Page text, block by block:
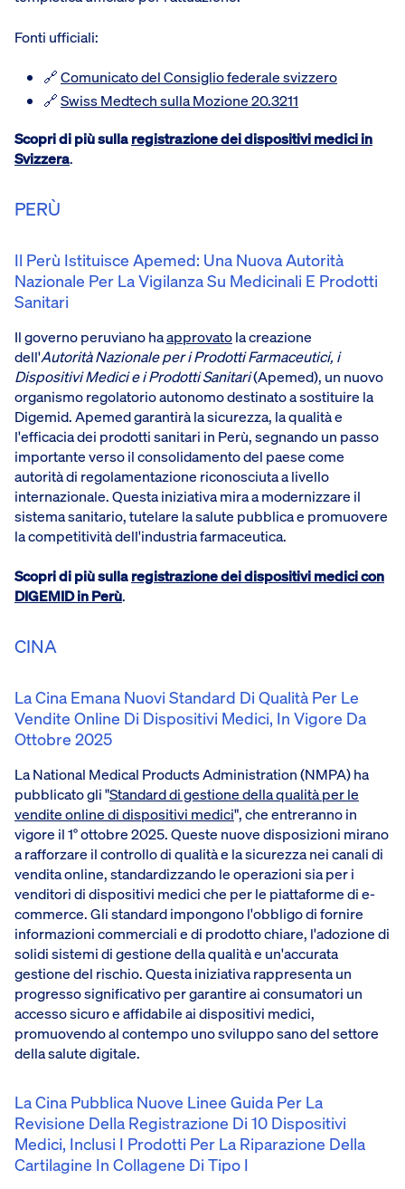
Fonti ufficiali:
🔗Comunicato del Consiglio federale svizzero
🔗Swiss Medtech sulla Mozione 20.3211
Scopri di più sullaregistrazione dei dispositivi medici in
Svizzera.
PERÙ
Il Perù Istituisce Apemed: Una Nuova Autorità
Nazionale Per La Vigilanza Su Medicinali E Prodotti
Sanitari
Il governo peruviano haapprovatola creazione
dell'Autorità Nazionale per i Prodotti Farmaceutici, i
Dispositivi Medici e i Prodotti Sanitari(Apemed), un nuovo
organismo regolatorio autonomo destinato a sostituire la
Digemid. Apemed garantirà la sicurezza, la qualità e
l'efficacia dei prodotti sanitari in Perù, segnando un passo
importante verso il consolidamento del paese come
autorità di regolamentazione riconosciuta a livello
internazionale. Questa iniziativa mira a modernizzare il
sistema sanitario, tutelare la salute pubblica e promuovere
la competitività dell'industria farmaceutica.
Scopri di più sullaregistrazione dei dispositivi medici con
DIGEMID in Perù.
CINA
La Cina Emana Nuovi Standard Di Qualità Per Le
Vendite Online Di Dispositivi Medici, In Vigore Da
Ottobre 2025
La National Medical Products Administration (NMPA) ha
pubblicato gli "Standard di gestione della qualità per le
vendite online di dispositivi medici", che entreranno in
vigore il 1° ottobre 2025. Queste nuove disposizioni mirano
a rafforzare il controllo di qualità e la sicurezza nei canali di
vendita online, standardizzando le operazioni sia per i
venditori di dispositivi medici che per le piattaforme di e-
commerce. Gli standard impongono l'obbligo di fornire
informazioni commerciali e di prodotto chiare, l'adozione di
solidi sistemi di gestione della qualità e un'accurata
gestione del rischio. Questa iniziativa rappresenta un
progresso significativo per garantire ai consumatori un
accesso sicuro e affidabile ai dispositivi medici,
promuovendo al contempo uno sviluppo sano del settore
della salute digitale.
La Cina Pubblica Nuove Linee Guida Per La
Revisione Della Registrazione Di 10 Dispositivi
Medici, Inclusi I Prodotti Per La Riparazione Della
Cartilagine In Collagene Di Tipo I